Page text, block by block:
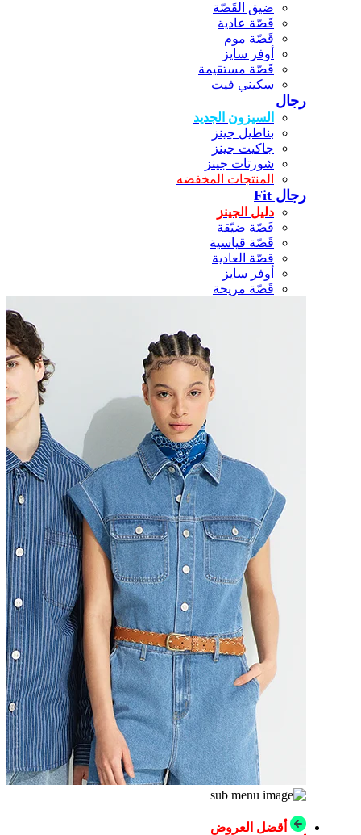
ضيق القَصّة
قَصّة عادية
قَصّة موم
أوفر سايز
قَصّة مستقيمة
سكيني فيت
رجال
السيزون الجديد
بناطيل جينز
جاكيت جينز
شورتات جينز
المنتجات المخفضه
رجال Fit
دليل الجينز
قَصّة ضيّقة
قَصّة قياسية
قصّة العادية
أوفر سايز
قَصّة مريحة
أقضل العروض